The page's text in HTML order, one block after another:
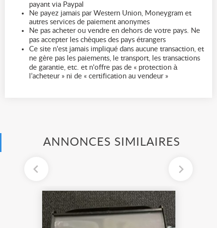
payant via Paypal
Ne payez jamais par Western Union, Moneygram et
autres services de paiement anonymes
Ne pas acheter ou vendre en dehors de votre pays. Ne
pas accepter les chèques des pays étrangers
Ce site n'est jamais impliqué dans aucune transaction, et
ne gère pas les paiements, le transport, les transactions
de garantie, etc. et n'offre pas de « protection à
l’acheteur » ni de « certification au vendeur »
ANNONCES SIMILAIRES